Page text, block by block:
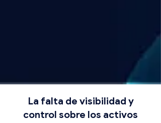
La falta de visibilidad y
control sobre los activos